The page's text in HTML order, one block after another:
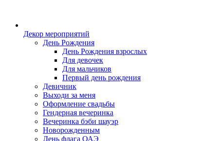
Декор мероприятий
День Рождения
День Рождения взрослых
Для девочек
Для мальчиков
Первый день рождения
Девичник
Выходи за меня
Оформление свадьбы
Гендерная вечеринка
Вечеринка бэби шауэр
Новорожденным
День флага ОАЭ